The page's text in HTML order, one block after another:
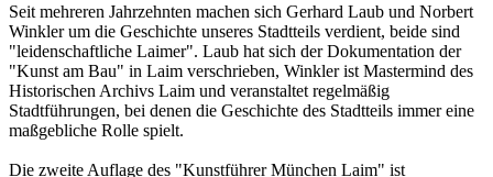
Seit mehreren Jahrzehnten machen sich Gerhard Laub und Norbert
Winkler um die Geschichte unseres Stadtteils verdient, beide sind
"leidenschaftliche Laimer". Laub hat sich der Dokumentation der
"Kunst am Bau" in Laim verschrieben, Winkler ist Mastermind des
Historischen Archivs Laim und veranstaltet regelmäßig
Stadtführungen, bei denen die Geschichte des Stadtteils immer eine
maßgebliche Rolle spielt.
Die zweite Auflage des "Kunstführer München Laim" ist